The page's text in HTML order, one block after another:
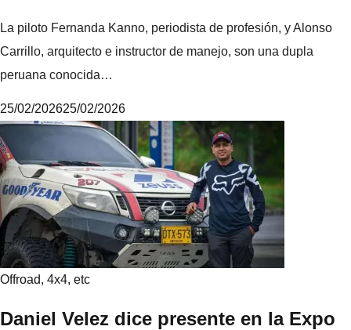
La piloto Fernanda Kanno, periodista de profesión, y Alonso
Carrillo, arquitecto e instructor de manejo, son una dupla
peruana conocida…
i
k
e
25/02/202625/02/2026
Offroad, 4x4, etc
Daniel Velez dice presente en la Expo